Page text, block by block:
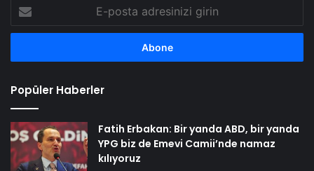
posta
adresinizi
Popüler Haberler
Fatih Erbakan: Bir yanda ABD, bir yanda
YPG biz de Emevi Camii’nde namaz
kılıyoruz